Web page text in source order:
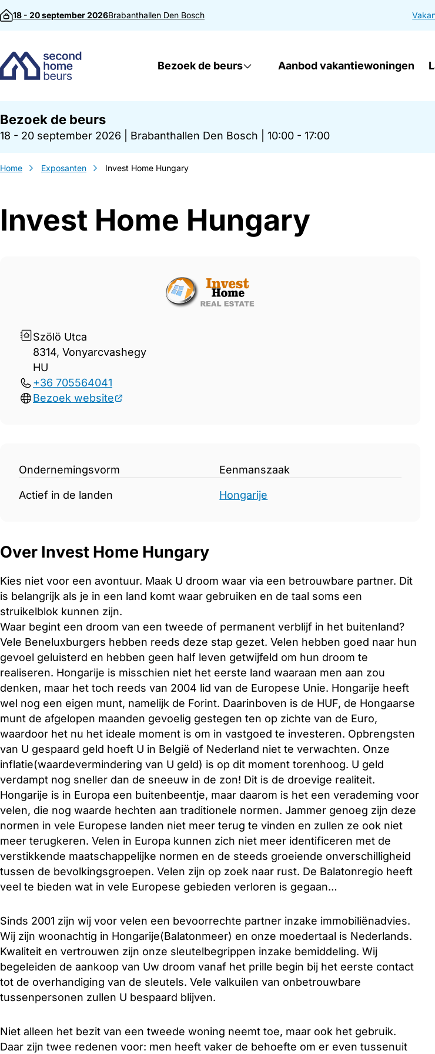
Direct naar inhoud
18 - 20 september 2026Brabanthallen Den Bosch
Bezoek de beurs Aanbod vakantiewoningen
Bezoek de beurs
18 - 20 september 2026 Brabanthallen Den Bosch 10:00 - 17:00
Home Exposanten Invest Home Hungary
Invest Home Hungary
Szölö Utca
8314, Vonyarcvashegy
HU
+36 705564041
Bezoek website
Ondernemingsvorm Eenmanszaak
Actief in de landen Hongarije
Over Invest Home Hungary
Kies niet voor een avontuur. Maak U droom waar via een betrouwbare partner. Dit
is belangrijk als je in een land komt waar gebruiken en de taal soms een
struikelblok kunnen zijn.
Waar begint een droom van een tweede of permanent verblijf in het buitenland?
Vele Beneluxburgers hebben reeds deze stap gezet. Velen hebben goed naar hun
gevoel geluisterd en hebben geen half leven getwijfeld om hun droom te
realiseren. Hongarije is misschien niet het eerste land waaraan men aan zou
denken, maar het toch reeds van 2004 lid van de Europese Unie. Hongarije heeft
wel nog een eigen munt, namelijk de Forint. Daarinboven is de HUF, de Hongaarse
munt de afgelopen maanden gevoelig gestegen ten op zichte van de Euro,
waardoor het nu het ideale moment is om in vastgoed te investeren. Opbrengsten
van U gespaard geld hoeft U in België of Nederland niet te verwachten. Onze
inflatie(waardevermindering van U geld) is op dit moment torenhoog. U geld
verdampt nog sneller dan de sneeuw in de zon! Dit is de droevige realiteit.
Hongarije is in Europa een buitenbeentje, maar daarom is het een verademing voor
velen, die nog waarde hechten aan traditionele normen. Jammer genoeg zijn deze
normen in vele Europese landen niet meer terug te vinden en zullen ze ook niet
meer terugkeren. Velen in Europa kunnen zich niet meer identificeren met de
verstikkende maatschappelijke normen en de steeds groeiende onverschilligheid
tussen de bevolkingsgroepen. Velen zijn op zoek naar rust. De Balatonregio heeft
veel te bieden wat in vele Europese gebieden verloren is gegaan…
Sinds 2001 zijn wij voor velen een bevoorrechte partner inzake immobiliënadvies.
Wij zijn woonachtig in Hongarije(Balatonmeer) en onze moedertaal is Nederlands.
Kwaliteit en vertrouwen zijn onze sleutelbegrippen inzake bemiddeling. Wij
begeleiden de aankoop van Uw droom vanaf het prille begin bij het eerste contact
tot de overhandiging van de sleutels. Vele valkuilen van onbetrouwbare
tussenpersonen zullen U bespaard blijven.
Niet alleen het bezit van een tweede woning neemt toe, maar ook het gebruik.
Daar zijn twee redenen voor: men heeft vaker de behoefte om er even tussenuit